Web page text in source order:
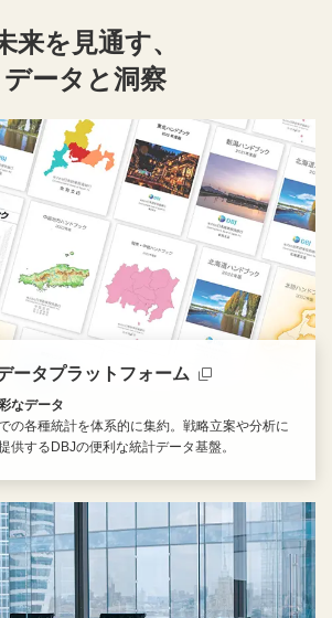
来を見通す、
データと洞察
ータプラットフォーム
なデータ
の各種統計を体系的に集約。戦略立案や分析に
供するDBJの便利な統計データ基盤。